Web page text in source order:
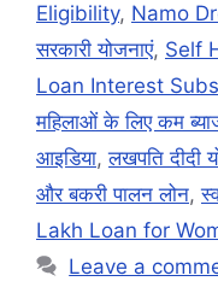
Eligibility, Namo
सरकारी योजनाएं, Self
Loan Interest
महिलाओं के लिए कम
आइडिया,लखपति
और बकरी पालन लोन,
Lakh Loan for
Leave a